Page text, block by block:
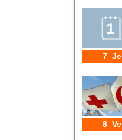
7 Je
8 Ve